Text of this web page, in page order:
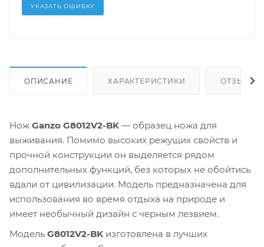
УКАЗАТЬ ОШИБКУ
ОПИСАНИЕ ХАРАКТЕРИСТИКИ ОТЗЫВЫ
Нож Ganzo G8012V2-BK — образец ножа для
выживания. Помимо высоких режущих свойств и
прочной конструкции он выделяется рядом
дополнительных функций, без которых не обойтись
вдали от цивилизации. Модель предназначена для
использования во время отдыха на природе и
имеет необычный дизайн с черным лезвием.
Модель G8012V2-BK изготовлена в лучших